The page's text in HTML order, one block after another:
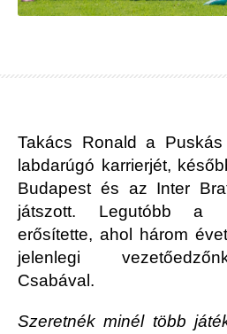
Takács Ronald a
labdarúgó karrierjét,
Budapest és az Inter
játszott. Legutóbb a
erősítette, ahol három
jelenlegi
Csabával.
Szeretnék minél több